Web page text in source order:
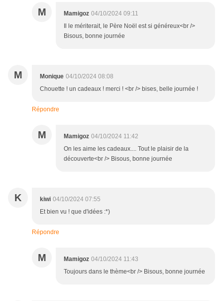
M Mamigoz 04/10/2024 09:11
Il le mériterait, le Père Noël est si généreux<br />
Bisous, bonne journée
M Monique 04/10/2024 08:08
Chouette ! un cadeaux ! merci ! <br /> bises, belle journée !
Répondre
M Mamigoz 04/10/2024 11:42
On les aime les cadeaux.... Tout le plaisir de la
découverte<br /> Bisous, bonne journée
K kiwi 04/10/2024 07:55
Et bien vu ! que d'idées :*)
Répondre
M Mamigoz 04/10/2024 11:43
Toujours dans le thème<br /> Bisous, bonne journée